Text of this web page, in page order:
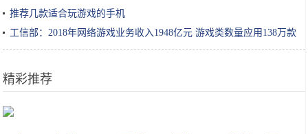
推荐几款适合玩游戏的手机
工信部：2018年网络游戏业务收入1948亿元 游戏类数量应用138万款
精彩推荐